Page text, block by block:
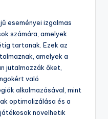
eseményei izgalmas
számára, amelyek
tartanak. Ezek az
amelyek a
jutalmazzák őket,
való
alkalmazásával, mint
optimalizálása és a
növelhetik